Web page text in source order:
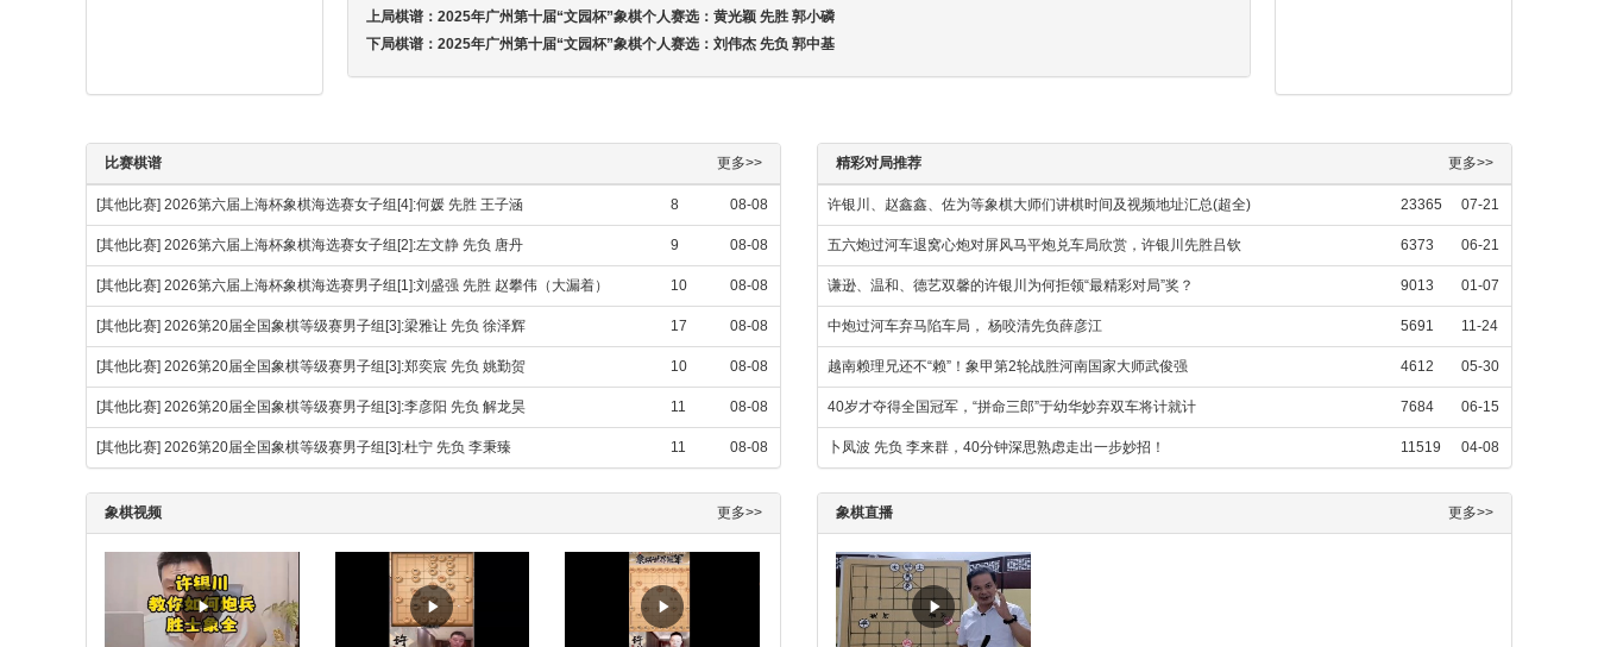
上局棋谱： 2025年广州第十届“文园杯”象棋个人赛选：黄光颖 先胜 郭小磷
下局棋谱： 2025年广州第十届“文园杯”象棋个人赛选：刘伟杰 先负 郭中基
比赛棋谱 更多>>
[其他比赛] 2026第六届上海杯象棋海选赛女子组[4]:何媛 先胜 王子涵 8 08-08
[其他比赛] 2026第六届上海杯象棋海选赛女子组[2]:左文静 先负 唐丹 9 08-08
[其他比赛] 2026第六届上海杯象棋海选赛男子组[1]:刘盛强 先胜 赵攀伟（大漏着） 10 08-08
[其他比赛] 2026第20届全国象棋等级赛男子组[3]:梁雅让 先负 徐泽辉 17 08-08
[其他比赛] 2026第20届全国象棋等级赛男子组[3]:郑奕宸 先负 姚勤贺 10 08-08
[其他比赛] 2026第20届全国象棋等级赛男子组[3]:李彦阳 先负 解龙昊 11 08-08
[其他比赛] 2026第20届全国象棋等级赛男子组[3]:杜宁 先负 李秉臻 11 08-08
精彩对局推荐 更多>>
许银川、赵鑫鑫、佐为等象棋大师们讲棋时间及视频地址汇总(超全) 23365 07-21
五六炮过河车退窝心炮对屏风马平炮兑车局欣赏，许银川先胜吕钦 6373 06-21
谦逊、温和、德艺双馨的许银川为何拒领“最精彩对局”奖？ 9013 01-07
中炮过河车弃马陷车局， 杨咬清先负薛彦江 5691 11-24
越南赖理兄还不“赖”！象甲第2轮战胜河南国家大师武俊强 4612 05-30
40岁才夺得全国冠军，“拼命三郎”于幼华妙弃双车将计就计 7684 06-15
卜凤波 先负 李来群，40分钟深思熟虑走出一步妙招！ 11519 04-08
象棋视频 更多>> 象棋直播 更多>>